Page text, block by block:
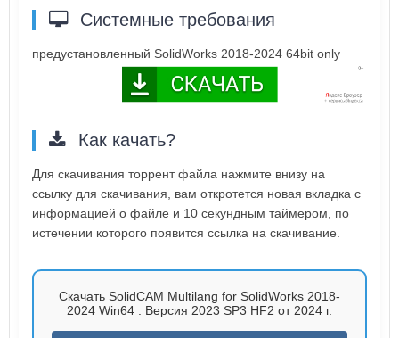
Системные требования
предустановленный SolidWorks 2018-2024 64bit only
Как качать?
Для скачивания торрент файла нажмите внизу на
ссылку для скачивания, вам откротется новая вкладка с
информацией о файле и 10 секундным таймером, по
истечении которого появится ссылка на скачивание.
Скачать SolidCAM Multilang for SolidWorks 2018-
2024 Win64 . Версия 2023 SP3 HF2 от 2024 г.